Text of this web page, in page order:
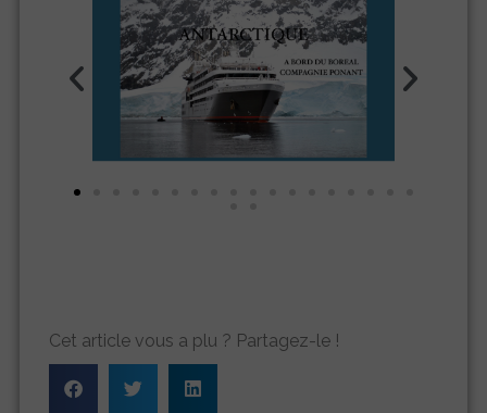
Cet article vous a plu ? Partagez-le !